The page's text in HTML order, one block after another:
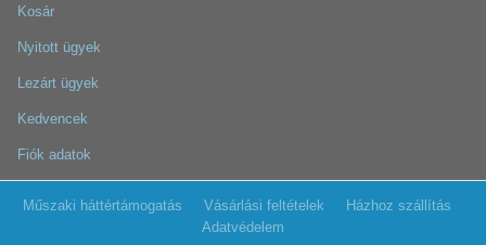
Kosár
Nyitott ügyek
Lezárt ügyek
Kedvencek
Fiók adatok
Műszaki háttértámogatás Vásárlási feltételek
Házhoz szállítás
Adatvédelem